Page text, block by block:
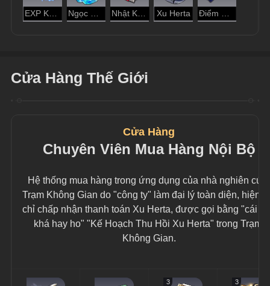
EXP Khai Phá Xu Herta
Cửa Hàng Thế Giới
Cửa Hàng
Chuyên Viên Mua Hàng Nội Bộ
Hệ thống mua hàng trong ứng dụng của nhà nghiên cứu
Trạm Không Gian do "công ty" làm đại lý toàn diện, hiện
chỉ chấp nhận thanh toán Xu Herta, được gọi bằng "cái
khá hay ho" "Kế Hoạch Thu Hồi Xu Herta" trong Trạm
Không Gian.
3 3